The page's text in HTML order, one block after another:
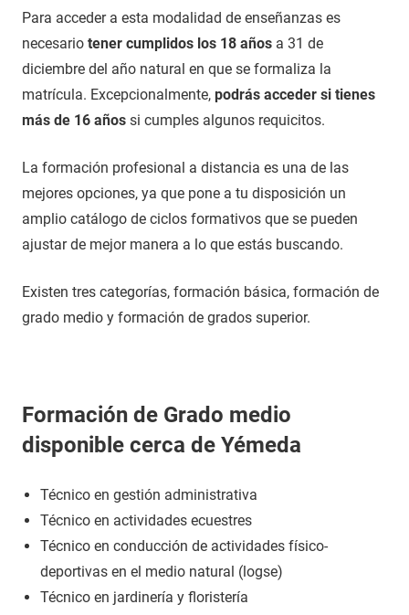
Para acceder a esta modalidad de enseñanzas es
necesario tener cumplidos los 18 años a 31 de
diciembre del año natural en que se formaliza la
matrícula. Excepcionalmente, podrás acceder si tienes
más de 16 años si cumples algunos requicitos.
La formación profesional a distancia es una de las
mejores opciones, ya que pone a tu disposición un
amplio catálogo de ciclos formativos que se pueden
ajustar de mejor manera a lo que estás buscando.
Existen tres categorías, formación básica, formación de
grado medio y formación de grados superior.
Formación de Grado medio
disponible cerca de Yémeda
Técnico en gestión administrativa
Técnico en actividades ecuestres
Técnico en conducción de actividades físico-
deportivas en el medio natural (logse)
Técnico en jardinería y floristería